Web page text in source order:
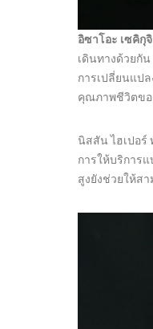
อิซาโอะ เซคิกุ
เดินทางด้วยกั
การเปลี่ยนแป
คุณภาพชีวิตขอ
นิสสัน ไฮเปอร์
การให้บริการ
สูงยังช่วยให้ส